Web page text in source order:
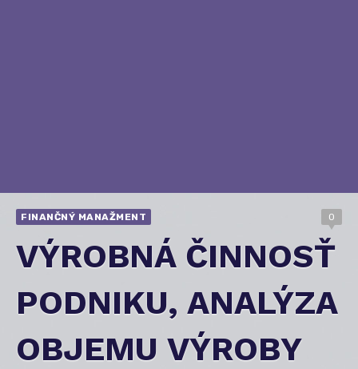
FINANČNÝ MANAŽMENT 0
VÝROBNÁ ČINNOSŤ
PODNIKU, ANALÝZA
OBJEMU VÝROBY